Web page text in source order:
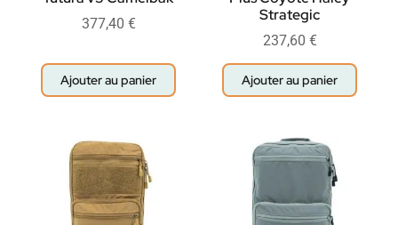
377,40 €
Ajouter au panier
Strategic
237,60 €
Ajouter au panier